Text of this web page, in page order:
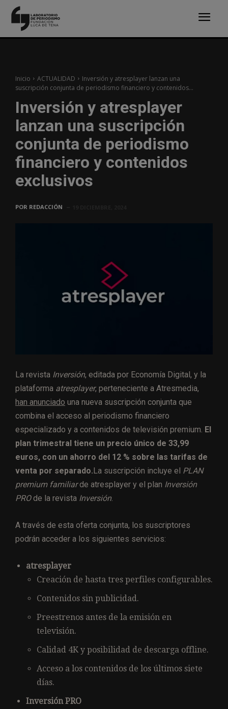
Inicio ACTUALIDAD
Inversión y atresplayer lanzan una
suscripción conjunta de periodismo financiero y contenidos...
Inversión y atresplayer
lanzan una suscripción
conjunta de periodismo
financiero y contenidos
exclusivos
POR REDACCIÓN
La revista Inversión, editada por Economía Digital, y la
plataforma atresplayer, perteneciente a Atresmedia,
han anunciado una nueva suscripción conjunta que
combina el acceso al periodismo financiero
especializado y a contenidos de televisión premium. El
plan trimestral tiene un precio único de 33,99
euros, con un ahorro del 12 % sobre las tarifas de
venta por separado. La suscripción incluye el PLAN
premium familiarde atresplayer y el plan Inversión
PROde la revista Inversión.
A través de esta oferta conjunta, los suscriptores
podrán acceder a los siguientes servicios:
atresplayer
Creación de hasta tres perfiles configurables.
Contenidos sin publicidad.
Preestrenos antes de la emisión en
televisión.
Calidad 4K y posibilidad de descarga offline.
Acceso a los contenidos de los últimos siete
días.
Inversión PRO